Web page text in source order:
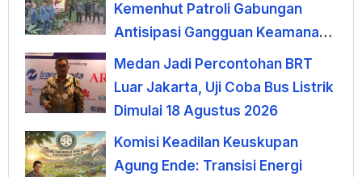
Kemenhut Patroli Gabungan
Antisipasi Gangguan Keamanan
Hutan di Lembang
Medan Jadi Percontohan BRT
Luar Jakarta, Uji Coba Bus Listrik
Dimulai 18 Agustus 2026
Komisi Keadilan Keuskupan
Agung Ende: Transisi Energi